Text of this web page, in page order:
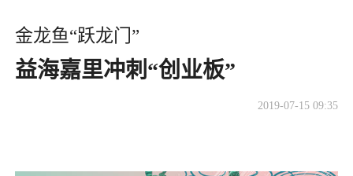
金龙鱼“跃龙门”
益海嘉里冲刺“创业板”
2019-07-15 09:35